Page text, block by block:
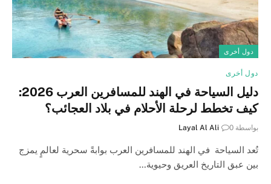
دول أخرى
دول أخرى
دليل السياحة في الهند للمسافرين العرب 2026:
كيف تخطط لرحلة الأحلام في بلاد العجائب؟
بواسطة Layal Al Ali 0
تُعد السياحة في الهند للمسافرين العرب بوابةً سحرية لعالمٍ يمزج
بين عبق التاريخ العريق وحيوية…